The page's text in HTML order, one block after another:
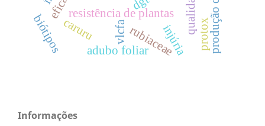
resistência de plantas
vlcfarubiaceae
injúria protox
biótipos adubo foliar
caruru
Informações